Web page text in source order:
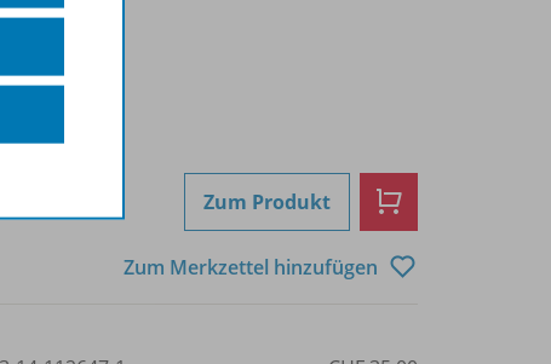
Zum Produkt
Zum Merkzettel hinzufügen